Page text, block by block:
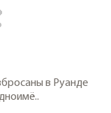
в Руанде